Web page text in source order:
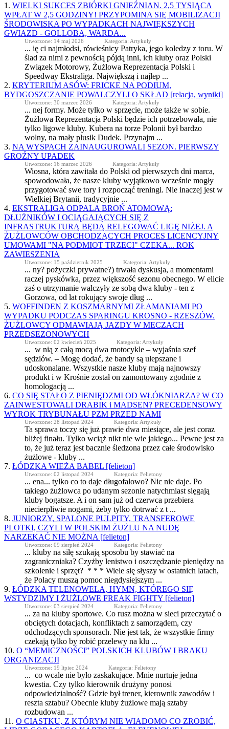
1. WIELKI SUKCES ZBIÓRKI GNIEŹNIAN. 2,5 TYSIĄCA
WPŁAT W 2,5 GODZINY! PRZYPOMINA SIĘ MOBILIZACJI
ŚRODOWISKA PO WYPADKACH NAJWIĘKSZYCH
GWIAZD - GOLLOBA, WARDA...
Utworzone: 14 maj 2026 Kategoria: Artykuły
... ię ci najmłodsi, rówieśnicy Patryka, jego koledzy z toru. W
ślad za nimi z pewnością pójdą inni, ich kluby oraz Polski
Związek Motorowy, Żużlowa Reprezentacja Polski i
Speedway Ekstraliga. Największą i najlep ...
2. KRYTERIUM ASÓW: FRICKE NA PODIUM,
BYDGOSZCZANIE POWALCZYLI O SKŁAD [relacja, wyniki]
Utworzone: 30 marzec 2026 Kategoria: Artykuły
... nej formy. Może tylko w sprzęcie, może także w sobie.
Żużlowa Reprezentacja Polski będzie ich potrzebowała, nie
tylko ligowe kluby. Kubera na torze Polonii był bardzo
wolny, na mały plusik Dudek. Przynajm ...
3. NA WYSPACH ZAINAUGUROWALI SEZON. PIERWSZY
GROŹNY UPADEK
Utworzone: 16 marzec 2026 Kategoria: Artykuły
Wiosna, która zawitała do Polski od pierwszych dni marca,
spowodowała, że nasze kluby wyjątkowo wcześnie mogły
przygotować swe tory i rozpocząć treningi. Nie inaczej jest w
Wielkiej Brytanii, tradycyjnie ...
4. EKSTRALIGA ODPALA BROŃ ATOMOWĄ:
DŁUŻNIKÓW I OCIĄGAJĄCYCH SIĘ Z
INFRASTRUKTURĄ BĘDĄ RELEGOWAĆ LIGĘ NIŻEJ. A
ŻUŻLOWCÓW OBCHODZĄCYCH PROCES LICENCYJNY
UMOWAMI "NA PODMIOT TRZECI" CZEKA... ROK
ZAWIESZENIA
Utworzone: 15 październik 2025 Kategoria: Artykuły
... ny? pożyczki prywatne?) trwała dyskusja, a momentami
raczej pyskówka, przez większość sezonu obecnego. W elicie
zaś o utrzymanie walczyły ze sobą dwa kluby - ten z
Gorzowa, od lat rokujący swoje dług ...
5. WOFFINDEN Z KOSZMARNYMI ZŁAMANIAMI PO
WYPADKU PODCZAS SPARINGU KROSNO - RZESZÓW.
ŻUŻLOWCY ODMAWIAJĄ JAZDY W MECZACH
PRZEDSEZONOWYCH
Utworzone: 02 kwiecień 2025 Kategoria: Artykuły
... w nią z całą mocą dwa motocykle – wyjaśnia szef
sędziów. – Mogę dodać, że bandy są ulepszane i
udoskonalane. Wszystkie nasze kluby mają najnowszy
produkt i w Krośnie został on zamontowany zgodnie z
homologacją ...
6. CO SIĘ STAŁO Z PIENIĘDZMI OD WŁÓKNIARZA? W CO
ZAINWESTOWALI DRABIK i MADSEN? PRECEDENSOWY
WYROK TRYBUNAŁU PZM PRZED NAMI
Utworzone: 28 listopad 2024 Kategoria: Artykuły
Ta sprawa toczy się już prawie dwa miesiące, ale jest coraz
bliżej finału. Tylko wciąż nikt nie wie jakiego... Pewne jest za
to, że już teraz jest bacznie śledzona przez całe środowisko
żużlowe - kluby ...
7. ŁÓDZKA WIEŻA BABEL [felieton]
Utworzone: 02 listopad 2024 Kategoria: Felietony
... ena... tylko co to daje długofalowo? Nic nie daje. Po
takiego żużlowca po udanym sezonie natychmiast sięgają
kluby bogatsze. A i on sam już od czerwca przebiera
niecierpliwie nogami, żeby tylko dotrwać z t ...
8. JUNIORZY, SPALONE PULPITY, TRANSFEROWE
PLOTKI, CZYLI W POLSKIM ŻUŻLU NA NUDĘ
NARZEKAĆ NIE MOŻNA [felieton]
Utworzone: 09 sierpień 2024 Kategoria: Felietony
... kluby na siłę szukają sposobu by stawiać na
zagraniczniaka? Czyżby lenistwo i oszczędzanie pieniędzy na
szkolenie i sprzęt? * * * Wiele się słyszy w ostatnich latach,
że Polacy muszą pomoc niegdysiejszym ...
9. ŁÓDZKA TELENOWELA, HYMN, KTÓREGO SIĘ
WSTYDZIMY I ŻUŻLOWE FREAK FIGHTY [felieton]
Utworzone: 03 sierpień 2024 Kategoria: Felietony
... za na kluby sportowe. Co rusz można w sieci przeczytać o
obciętych dotacjach, konfliktach z samorządem, czy
odchodzących sponsorach. Nie jest tak, że wszystkie firmy
czekają tylko by robić przelewy na klu ...
10. O “MEMICZNOŚCI” POLSKICH KLUBÓW I BRAKU
ORGANIZACJI
Utworzone: 19 lipiec 2024 Kategoria: Felietony
... co wcale nie było zaskakujące. Mnie nurtuje jedna
kwestia. Czy tylko kierownik drużyny ponosi
odpowiedzialność? Gdzie był trener, kierownik zawodów i
reszta sztabu? Obecnie kluby żużlowe mają sztaby
rozbudowan ...
11. O CIASTKU, Z KTÓRYM NIE WIADOMO CO ZROBIĆ,